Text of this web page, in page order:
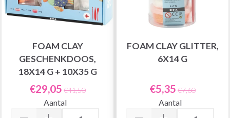
FOAM CLAY
GESCHENKDOOS,
18X14 G + 10X35 G
€29,05 €41,50
Aantal
FOAM CLAY GLITTER,
6X14 G
€5,35 €7,60
Aantal